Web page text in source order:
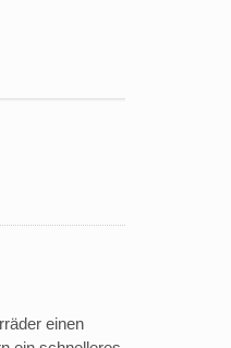
einen